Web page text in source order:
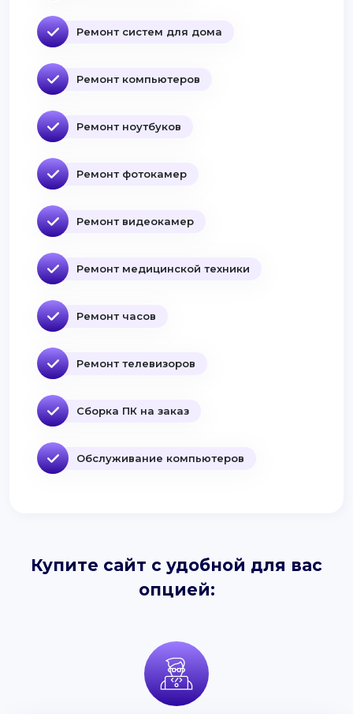
Ремонт систем для дома
Ремонт компьютеров
Ремонт ноутбуков
Ремонт фотокамер
Ремонт видеокамер
Ремонт медицинской техники
Ремонт часов
Ремонт телевизоров
Сборка ПК на заказ
Обслуживание компьютеров
Купите сайт с удобной для вас
опцией: